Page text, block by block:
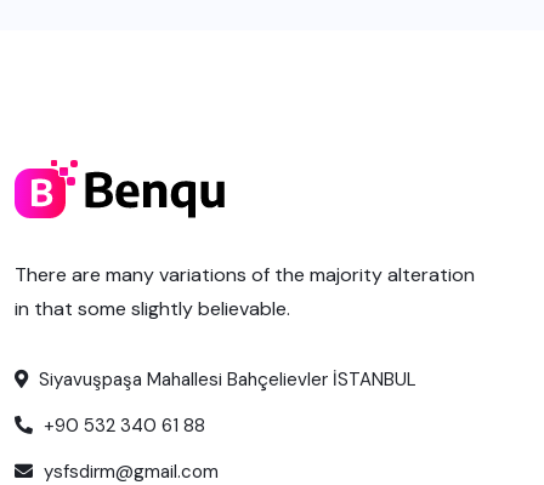
There are many variations of the majority alteration
in that some slightly believable.
Siyavuşpaşa Mahallesi Bahçelievler İSTANBUL
+90 532 340 61 88
ysfsdirm@gmail.com